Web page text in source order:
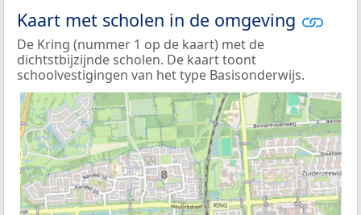
Kaart met scholen in de omgeving
De Kring (nummer 1 op de kaart) met de
dichtstbijzijnde scholen. De kaart toont
schoolvestigingen van het type Basisonderwijs.